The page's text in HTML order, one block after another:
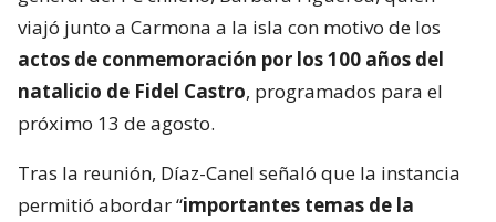
viajó junto a Carmona a la isla con motivo de los
actos de conmemoración por los 100 años del
natalicio de Fidel Castro, programados para el
próximo 13 de agosto.
Tras la reunión, Díaz-Canel señaló que la instancia
permitió abordar “importantes temas de la